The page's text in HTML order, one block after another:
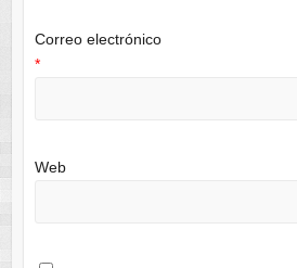
Correo electrónico
*
Web